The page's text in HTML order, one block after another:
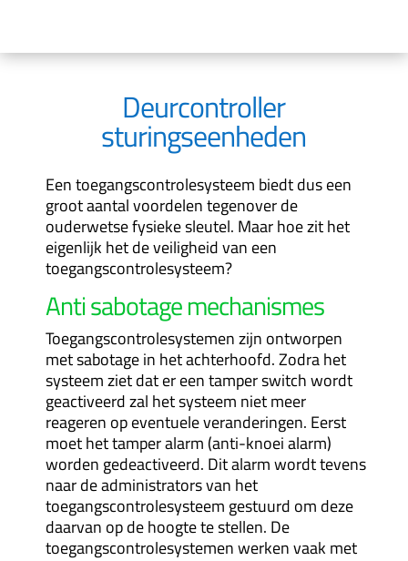
Deurcontroller
sturingseenheden
Een toegangscontrolesysteem biedt dus een
groot aantal voordelen tegenover de
ouderwetse fysieke sleutel. Maar hoe zit het
eigenlijk het de veiligheid van een
toegangscontrolesysteem?
Anti sabotage mechanismes
Toegangscontrolesystemen zijn ontworpen
met sabotage in het achterhoofd.Zodra het
systeem ziet dat er een tamper switch wordt
geactiveerd zal het systeem niet meer
reageren op eventuele veranderingen. Eerst
moet het tamper alarm (anti-knoei alarm)
worden gedeactiveerd. Dit alarm wordt tevens
naar de administrators van het
toegangscontrolesysteem gestuurd om deze
daarvan op de hoogte te stellen. De
toegangscontrolesystemen werken vaak met